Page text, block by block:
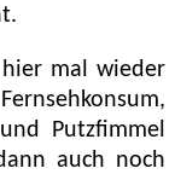
mal wieder
Putzfimmel
auch noch